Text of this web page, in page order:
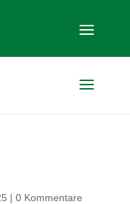
| 0 Kommentare